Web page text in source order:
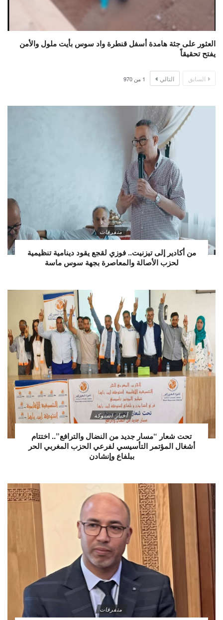
العثور على جثة هامدة أسفل قنطرة واد سوس بأيت ملول والأمن
يفتح تحقيقاً
السابق التالي 1 من 970
متفرقات
من أكادير إلى تيزنيت.. فوزي لقجع يقود دينامية تنظيمية
لحزب الأصالة والمعاصرة بجهة سوس ماسة
أخبار اشتوكة
تحت شعار “مسار جديد من النضال والترافع”.. اختتام
أشغال المؤتمر التأسيسي لفرعي الحزب المغربي الحر
ببلفاع وإنشادن
متفرقات